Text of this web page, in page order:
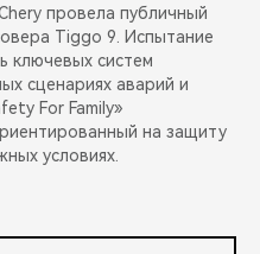
провела публичный
Tiggo 9. Испытание
ключевых систем
сценариях аварий и
For Family»
на защиту
условиях.